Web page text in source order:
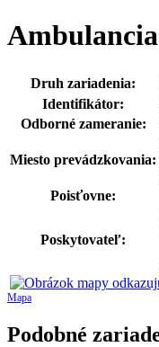
Druh zariadenia:
Identifikátor:
Odborné zameranie:
Miesto prevádzkovania:
Poisťovne:
Poskytovateľ:
Mapa
Podobné